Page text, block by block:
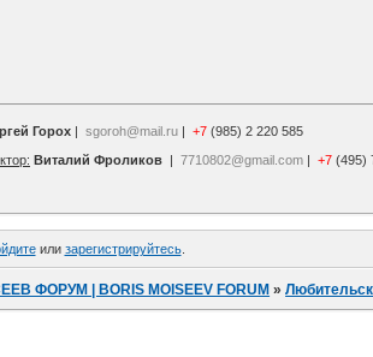
Горох | sgoroh@mail.ru | +7 (985) 2 220 585
Виталий Фроликов | 7710802@gmail.com | +7 (495)
или зарегистрируйтесь.
ФОРУМ | BORIS MOISEEV FORUM »